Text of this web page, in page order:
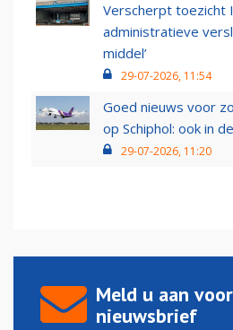
Verscherpt toezicht
administratieve
middel’
29-07-2026, 11:54
Goed nieuws voor
op Schiphol: ook in
29-07-2026, 11:20
Meld u aan
nieuwsbrief